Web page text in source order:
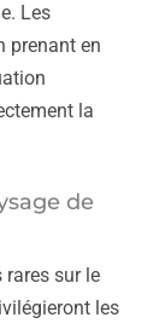
Les
prenant en
la
de
rares sur le
les